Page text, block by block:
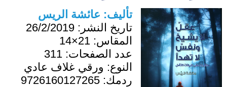
تأليف: عائشة الريس
تاريخ النشر: 26/2/2019
المقاس: 21×14
عدد الصفحات: 311
النوع: ورقي غلاف عادي
ردمك: 9726160127265